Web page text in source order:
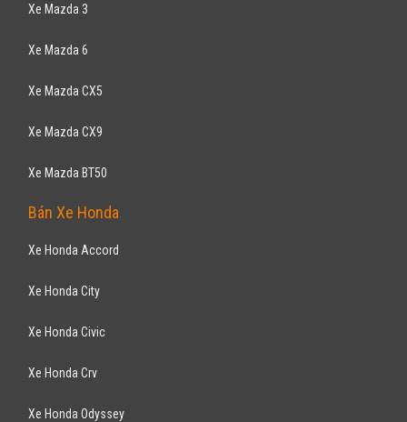
Xe Mazda 3
Xe Mazda 6
Xe Mazda CX5
Xe Mazda CX9
Xe Mazda BT50
Bán Xe Honda
Xe Honda Accord
Xe Honda City
Xe Honda Civic
Xe Honda Crv
Xe Honda Odyssey